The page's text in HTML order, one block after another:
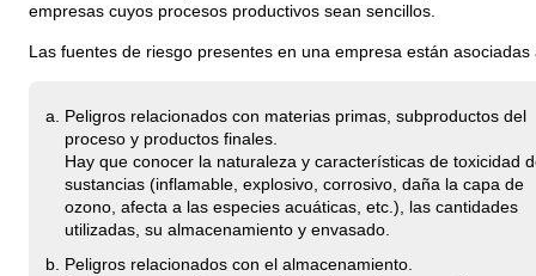
empresas cuyos procesos productivos sean sencillos.
Las fuentes de riesgo presentes en una empresa están asociadas
Peligros relacionados con materias primas, subproductos del
proceso y productos finales.
Hay que conocer la naturaleza y características de toxicidad
sustancias (inflamable, explosivo, corrosivo, daña la capa de
ozono, afecta a las especies acuáticas, etc.), las cantidades
utilizadas, su almacenamiento y envasado.
Peligros relacionados con el almacenamiento.